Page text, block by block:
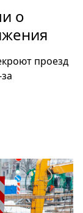
о
проезд